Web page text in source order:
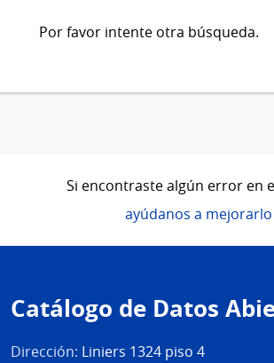
Por favor intente otra búsqueda.
Si encontraste algún error en
ayúdanos a mejorarlo
de
página
Catálogo de Datos
Dirección: Liniers 1324 piso 4